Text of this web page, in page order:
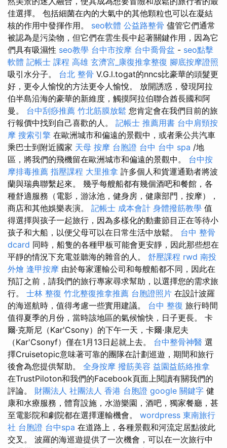
佳選擇。 包括細菌在內的大氣中的其他顆粒也可以在凝結
核的作用中發揮作用。 seo軟體 公益路整骨 儘管它們通常
被認為是污染物，但它們在雲生長中起著關鍵作用，因為它
們具有吸濕性 seo教學 台中市按摩 台中喬骨盆 - seo點擊
軟體 記帳士 課程 高雄 玄濟宮_康復推拿整復 腳底按摩證照
吸引水分子。 台北 整骨 V.G.l.togat的nncs比豪華的頭髮更
好，更令人愉悅的方法更令人愉悅。 放開誘惑，發現阿拉
伯半島沿海的豪華的新維度，觸摸阿拉伯聯合酋長國和阿
曼。 台中刮痧推薦 竹北筋膜放鬆 您肯定會在我們目前的旅
行報價中找到自己喜歡的人。 記帳士 推薦用書 台中肩頸按
摩 搜索引擎 在歐洲城市和偏遠的景觀中，或者乘公共汽車
乘巴士到附近國家 天母 按摩 台胞證 台中 台中 spa /地
區，將我們的飛機留在歐洲城市和偏遠的景觀中。 台中按
摩排毒推薦 指壓課程 大里推拿 許多個人和貨運通勤者將波
蘭與瑞典聯繫起來。 幾乎每艘船都有幾個酒吧和餐館，各
種舒適服務（電影，游泳池，健身房，健康部門，按摩），
商店和其他娛樂表演。 記帳士 成本會計 身體撥筋教學 值
得選擇與孩子一起旅行，因為多樣化的動畫節目正在等待小
孩子和大船，以便父母可以在日常生活中放鬆。 台中 整骨
dcard 同時，船隻的各種甲板可能會更安靜，因此那些想在
平靜的情況下充電並聽海的雜音的人。 舒壓課程 rwd 南投
外燴 逢甲按摩 由於每家運輸公司和每艘船都不同，因此在
預訂之前，請我們的旅行專家尋求幫助，以選擇您的需求旅
行。 士林 整復 竹北整復推拿推薦 台胞證照片 在設計波羅
的海巡航時，值得考慮一些實用建議。 台中 整復 旅行時間
值得夏季的月份，當時該地區的氣候愉快，日子更長。 卡
爾·克斯尼（Kar'Csony）的下午一天，卡爾·康尼夫
（Kar'Csonyf）僅在1月13日起就上去。 台中整骨神醫 選
擇Cruisetopic意味著可靠的團隊在計劃巡遊，期間和旅行
後會為您提供幫助。 全身按摩 撥筋美容 益園益筋絡推拿
在TrustPiloton和我們的Facebook頁面上閱讀有關我們的
評論。 財團法人 社團法人 香港 台胞證 google 關鍵字 健
康和水療服務，體育設施，水游樂園，酒吧，獨家餐廳，甚
至電影院和劇院都在選擇運輸機會。 wordpress 東南旅行
社 台胞證 台中spa 在道路上，各種景觀和河流定居點彼此
交叉。 波羅的海巡遊提供了一次機會，可以在一次旅行中